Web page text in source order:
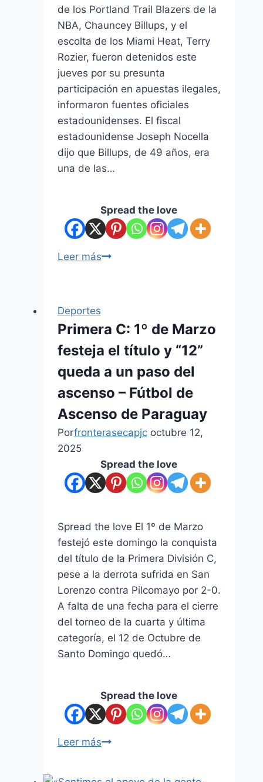
de los Portland Trail Blazers de la
NBA, Chauncey Billups, y el
escolta de los Miami Heat, Terry
Rozier, fueron detenidos este
jueves por su presunta
participación en apuestas ilegales,
informaron fuentes oficiales
estadounidenses. El fiscal
estadounidense Joseph Nocella
dijo que Billups, de 49 años, era
una de las…
Spread the love
Leer más
Deportes
Primera C: 1º de Marzo
festeja el título y “12”
queda a un paso del
ascenso – Fútbol de
Ascenso de Paraguay
Porfronterasecapjc octubre 12,
2025
Spread the love
Spread the love El 1º de Marzo
festejó este domingo la conquista
del título de la Primera División C,
pese a la derrota sufrida en San
Lorenzo contra Pilcomayo por 2-0.
A falta de una fecha para el cierre
del torneo de la cuarta y última
categoría, el 12 de Octubre de
Santo Domingo quedó…
Spread the love
Leer más